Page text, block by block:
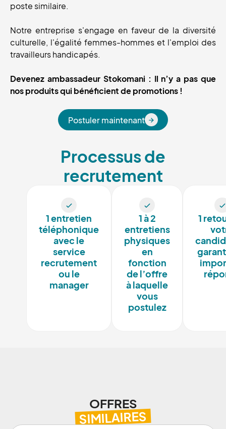
poste similaire.
Notre entreprise s'engage en faveur de la diversité
culturelle, l'égalité femmes-hommes et l'emploi des
travailleurs handicapés.
Devenez ambassadeur Stokomani : Il n’y a pas que
nos produits qui bénéficient de promotions !
Postuler maintenant
Postuler maintenant
Processus de
recrutement
1 entretien
téléphonique
avec le
service
recrutement
ou le
manager
1 à 2
entretiens
physiques
en
fonction
de l’offre
à laquelle
vous
postulez
1
OFFRES
SIMILAIRES